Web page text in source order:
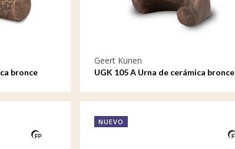
bronce
Geert Kunen
UGK 105 A Urna de cerámica bronce
NUEVO